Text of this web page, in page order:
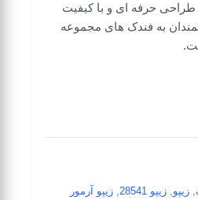
طراحی حرفه ای و با کیفیت
به فندک های مجموعه
زیپو زیپو 28541
زیپو آرمور